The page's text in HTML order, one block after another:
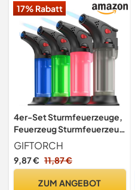
17% Rabatt
4er-Set Sturmfeuerzeuge,
Feuerzeug Sturmfeuerzeug
Jetflame, Jet
Sturmfeuerzeug Gas
Nachfüllbar, ohne Gas
GIFTORCH
9,87 € 11,87 €
ZUM ANGEBOT